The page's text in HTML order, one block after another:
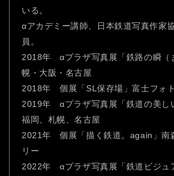
いる。
αアカデミー講師、日本鉄道写真作家
員。
2018年 αプラザ写真展「鉄路の瞬（
幌・大阪・名古屋
2018年 個展「SL保存場」富士フォ
2019年 αプラザ写真展「鉄道の美し
福岡、札幌、名古屋
2021年 個展「描く鉄道。again」南
リー
2022年 αプラザ写真展「鉄道ビジュ